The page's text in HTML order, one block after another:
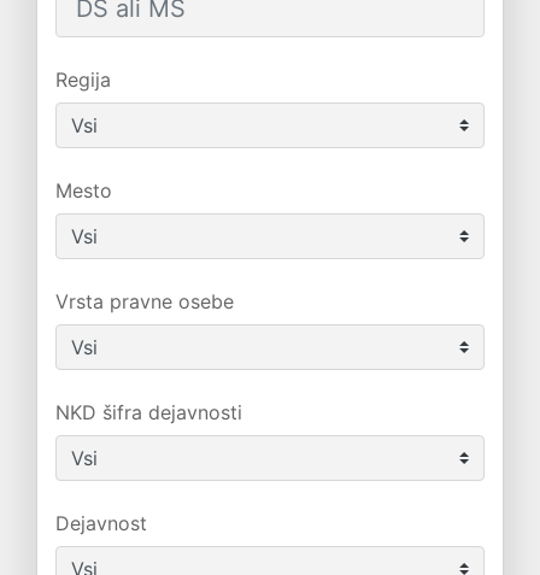
Regija
Mesto
Vrsta pravne osebe
NKD šifra dejavnosti
Dejavnost